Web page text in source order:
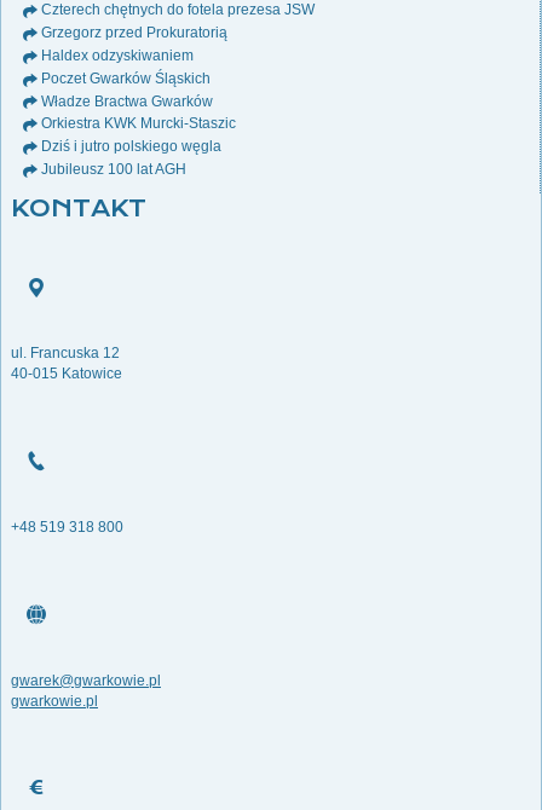
Czterech chętnych do fotela prezesa JSW
Grzegorz przed Prokuratorią
Haldex odzyskiwaniem
Poczet Gwarków Śląskich
Władze Bractwa Gwarków
Orkiestra KWK Murcki-Staszic
Dziś i jutro polskiego węgla
Jubileusz 100 lat AGH
KONTAKT
ul. Francuska 12
40-015 Katowice
+48 519 318 800
gwarek@gwarkowie.pl
gwarkowie.pl